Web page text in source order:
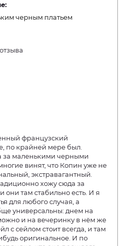
черным платьем
французский
по крайней мере был.
за маленькими черными
винят, что Копин уже не
экстравагантный.
хожу сюда за
они там стабильно есть. И я
для любого случая, а
универсальны: днем на
и на вечеринку в нём же
с сейлом стоит всегда, и там
оригинальное. И по